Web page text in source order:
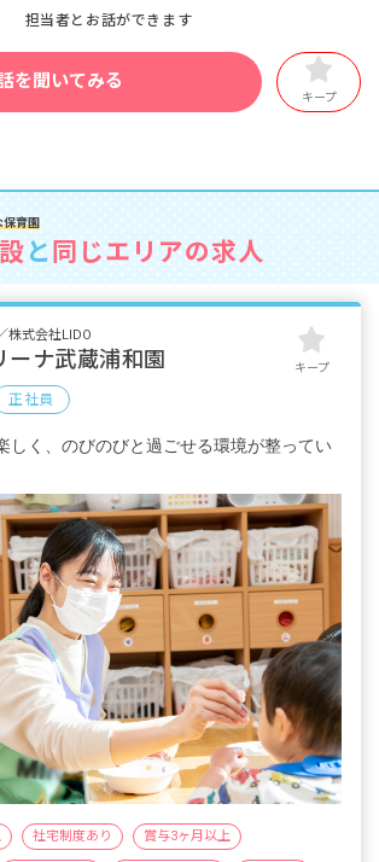
担当者とお話ができます
を聞いてみる
キープ
保育園
と 同じエリアの求人
株式会社LIDO
ーナ武蔵浦和園
正社員
キープ
しく、のびのびと過ごせる環境が整ってい
社宅制度あり 賞与3ヶ月以上